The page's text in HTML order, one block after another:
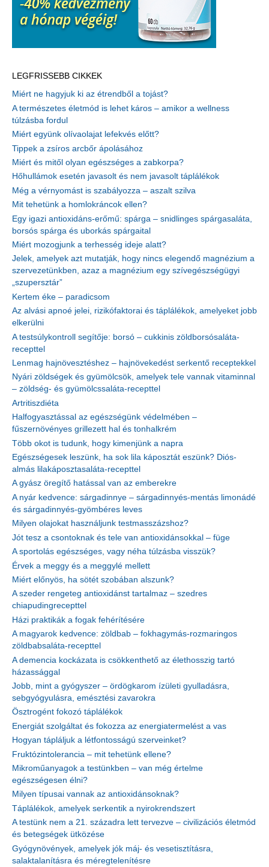
LEGFRISSEBB CIKKEK
Miért ne hagyjuk ki az étrendből a tojást?
A természetes életmód is lehet káros – amikor a wellness
túlzásba fordul
Miért együnk olívaolajat lefekvés előtt?
Tippek a zsíros arcbőr ápolásához
Miért és mitől olyan egészséges a zabkorpa?
Hőhullámok esetén javasolt és nem javasolt táplálékok
Még a vérnyomást is szabályozza – aszalt szilva
Mit tehetünk a homlokráncok ellen?
Egy igazi antioxidáns-erőmű: spárga – snidlinges spárgasaláta,
borsós spárga és uborkás spárgaital
Miért mozogjunk a terhesség ideje alatt?
Jelek, amelyek azt mutatják, hogy nincs elegendő magnézium a
szervezetünkben, azaz a magnézium egy szívegészségügyi
„szupersztár”
Kertem éke – paradicsom
Az alvási apnoé jelei, rizikófaktorai és táplálékok, amelyeket jobb
elkerülni
A testsúlykontroll segítője: borsó – cukkinis zöldborsósaláta-
recepttel
Lenmag hajnövesztéshez – hajnövekedést serkentő receptekkel
Nyári zöldségek és gyümölcsök, amelyek tele vannak vitaminnal
– zöldség- és gyümölcssaláta-recepttel
Artritiszdiéta
Halfogyasztással az egészségünk védelmében –
fűszernövényes grillezett hal és tonhalkrém
Több okot is tudunk, hogy kimenjünk a napra
Egészségesek leszünk, ha sok lila káposztát eszünk? Diós-
almás lilakáposztasaláta-recepttel
A gyász öregítő hatással van az emberekre
A nyár kedvence: sárgadinnye – sárgadinnyés-mentás limonádé
és sárgadinnyés-gyömbéres leves
Milyen olajokat használjunk testmasszázshoz?
Jót tesz a csontoknak és tele van antioxidánsokkal – füge
A sportolás egészséges, vagy néha túlzásba visszük?
Érvek a meggy és a meggylé mellett
Miért előnyös, ha sötét szobában alszunk?
A szeder rengeteg antioxidánst tartalmaz – szedres
chiapudingrecepttel
Házi praktikák a fogak fehérítésére
A magyarok kedvence: zöldbab – fokhagymás-rozmaringos
zöldbabsaláta-recepttel
A demencia kockázata is csökkenthető az élethosszig tartó
házassággal
Jobb, mint a gyógyszer – ördögkarom ízületi gyulladásra,
sebgyógyulásra, emésztési zavarokra
Ösztrogént fokozó táplálékok
Energiát szolgáltat és fokozza az energiatermelést a vas
Hogyan tápláljuk a létfontosságú szerveinket?
Fruktózintolerancia – mit tehetünk ellene?
Mikroműanyagok a testünkben – van még értelme
egészségesen élni?
Milyen típusai vannak az antioxidánsoknak?
Táplálékok, amelyek serkentik a nyirokrendszert
A testünk nem a 21. századra lett tervezve – civilizációs életmód
és betegségek ütközése
Gyógynövények, amelyek jók máj- és vesetisztításra,
salaktalanításra és méregtelenítésre